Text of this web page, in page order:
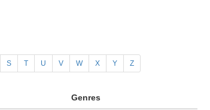
S T U V W X Y Z
Genres